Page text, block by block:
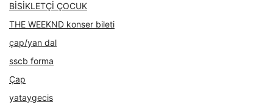
BİSİKLETÇİ ÇOCUK
THE WEEKND konser bileti
çap/yan dal
sscb forma
Çap
yataygecis